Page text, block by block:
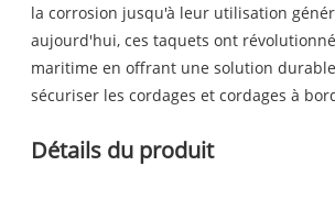
la corrosion jusqu'à leur utilisation
aujourd'hui, ces taquets ont
maritime en offrant une solution
sécuriser les cordages et cordages à
Détails du produit